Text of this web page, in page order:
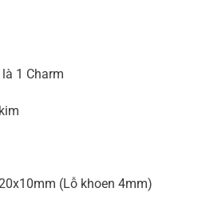
1 Charm
(Lỗ khoen 4mm)